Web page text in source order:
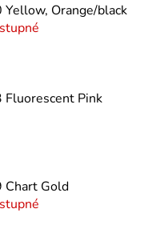
Orange/black
Pink
Chart Gold